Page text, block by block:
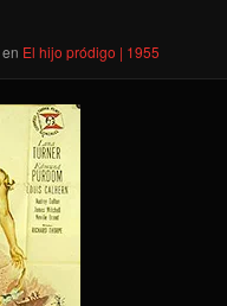
en El hijo pródigo | 1955